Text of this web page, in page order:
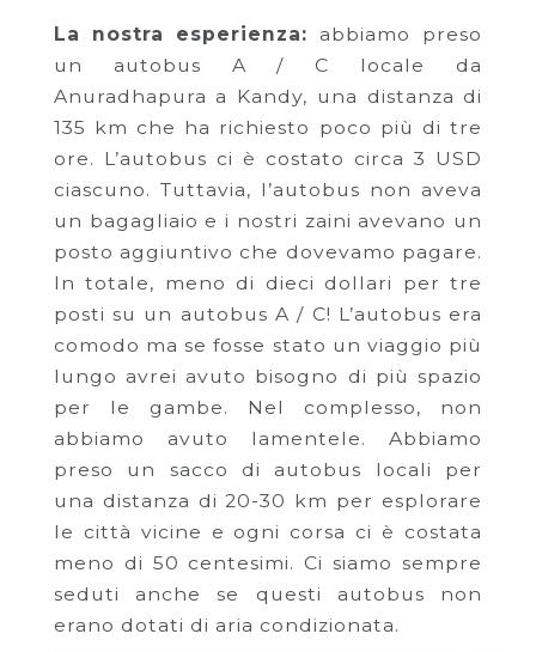
La nostra esperienza: abbiamo preso
un autobus A / C locale da
Anuradhapura a Kandy, una distanza di
135 km che ha richiesto poco più di tre
ore. L’autobus ci è costato circa 3 USD
ciascuno. Tuttavia, l’autobus non aveva
un bagagliaio e i nostri zaini avevano un
posto aggiuntivo che dovevamo pagare.
In totale, meno di dieci dollari per tre
posti su un autobus A / C! L’autobus era
comodo ma se fosse stato un viaggio più
lungo avrei avuto bisogno di più spazio
per le gambe. Nel complesso, non
abbiamo avuto lamentele. Abbiamo
preso un sacco di autobus locali per
una distanza di 20-30 km per esplorare
le città vicine e ogni corsa ci è costata
meno di 50 centesimi. Ci siamo sempre
seduti anche se questi autobus non
erano dotati di aria condizionata.